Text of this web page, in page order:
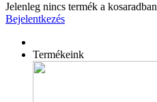
Jelenleg nincs termék a kosaradban
Bejelentkezés
Termékeink